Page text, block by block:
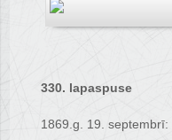
330. lapaspuse
1869.g. 19. septembrī: